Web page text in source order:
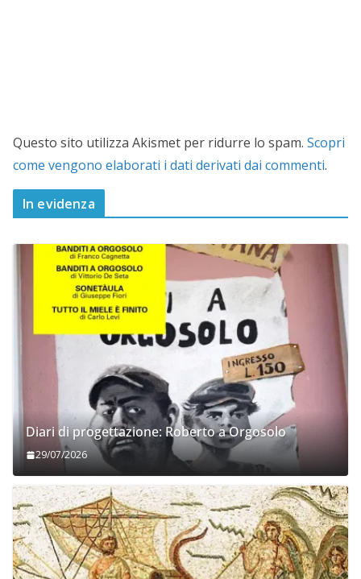
Questo sito utilizza Akismet per ridurre lo spam. Scopri
come vengono elaborati i dati derivati dai commenti.
In evidenza
Diari di progettazione: Roberto a Orgosolo
29/07/2026